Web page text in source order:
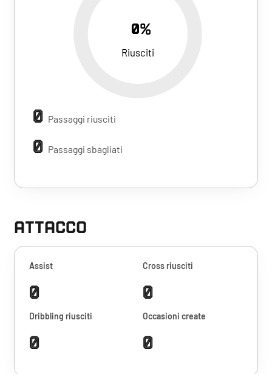
0%
Riusciti
0 Passaggi riusciti
0 Passaggi sbagliati
ATTACCO
Assist
0
Cross riusciti
0
Dribbling riusciti
0
Occasioni create
0